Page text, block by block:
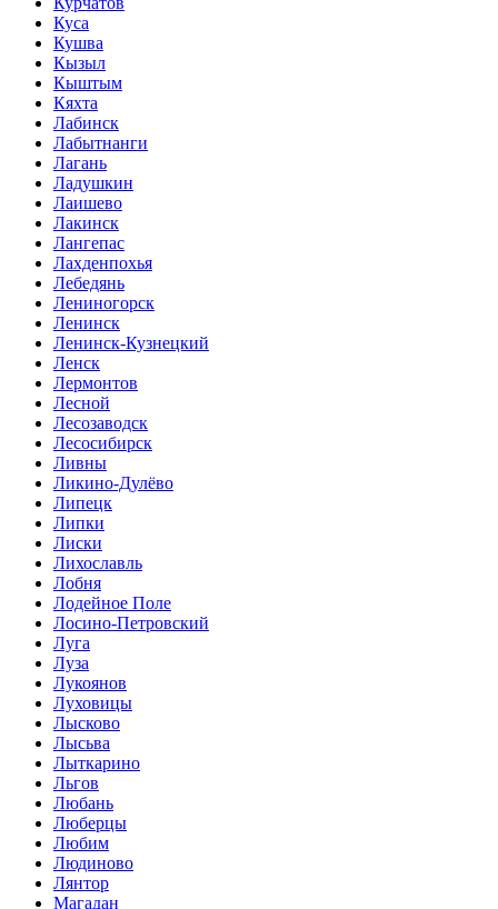
Куса
Кушва
Кызыл
Кыштым
Кяхта
Лабинск
Лабытнанги
Лагань
Ладушкин
Лаишево
Лакинск
Лангепас
Лахденпохья
Лебедянь
Лениногорск
Ленинск
Ленинск-Кузнецкий
Ленск
Лермонтов
Лесной
Лесозаводск
Лесосибирск
Ливны
Ликино-Дулёво
Липецк
Липки
Лиски
Лихославль
Лобня
Лодейное Поле
Лосино-Петровский
Луга
Луза
Лукоянов
Луховицы
Лысково
Лысьва
Лыткарино
Льгов
Любань
Люберцы
Любим
Людиново
Лянтор
Магадан